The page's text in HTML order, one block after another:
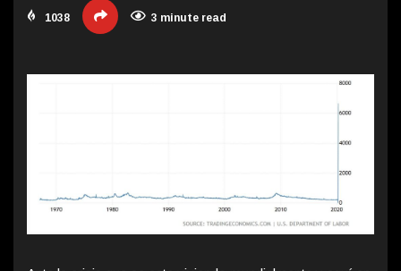
1038 3 minute read